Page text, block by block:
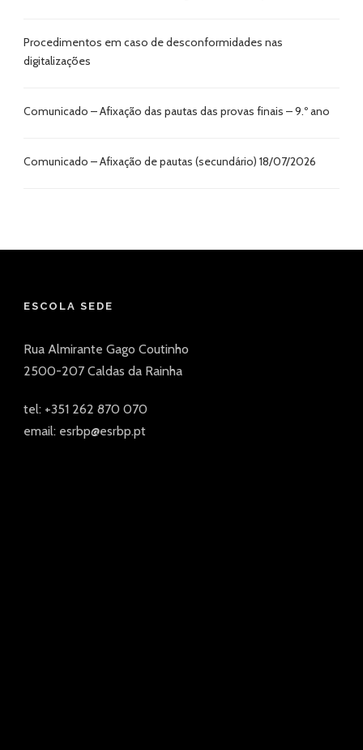
Procedimentos em caso de desconformidades nas
digitalizações
Comunicado – Afixação das pautas das provas finais – 9.º ano
Comunicado – Afixação de pautas (secundário) 18/07/2026
ESCOLA SEDE
Rua Almirante Gago Coutinho
2500-207 Caldas da Rainha
tel: +351 262 870 070
email: esrbp@esrbp.pt